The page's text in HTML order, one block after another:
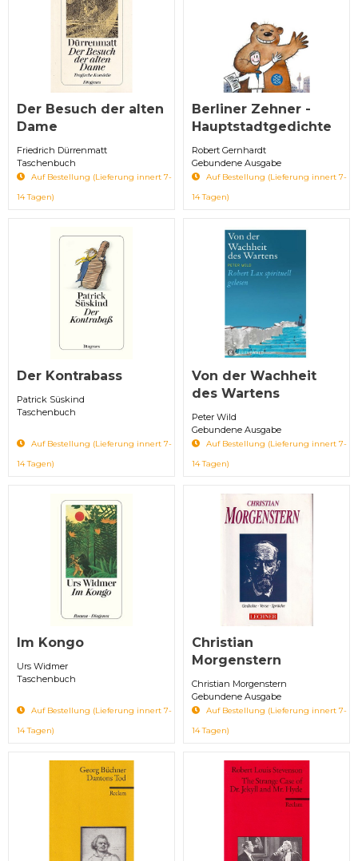
Der Besuch der alten
Dame
Friedrich Dürrenmatt
Taschenbuch
Auf Bestellung (Lieferung innert 7-
14 Tagen)
Berliner Zehner -
Hauptstadtgedichte
Robert Gernhardt
Gebundene Ausgabe
Auf Bestellung (Lieferung innert 7-
14 Tagen)
Der Kontrabass
Patrick Süskind
Taschenbuch
Auf Bestellung (Lieferung innert 7-
14 Tagen)
Von der Wachheit
des Wartens
Peter Wild
Gebundene Ausgabe
Auf Bestellung (Lieferung innert 7-
14 Tagen)
Im Kongo
Urs Widmer
Taschenbuch
Auf Bestellung (Lieferung innert 7-
14 Tagen)
Christian
Morgenstern
Christian Morgenstern
Gebundene Ausgabe
Auf Bestellung (Lieferung innert 7-
14 Tagen)